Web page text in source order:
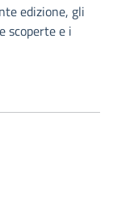
edizione, gli
scoperte e i